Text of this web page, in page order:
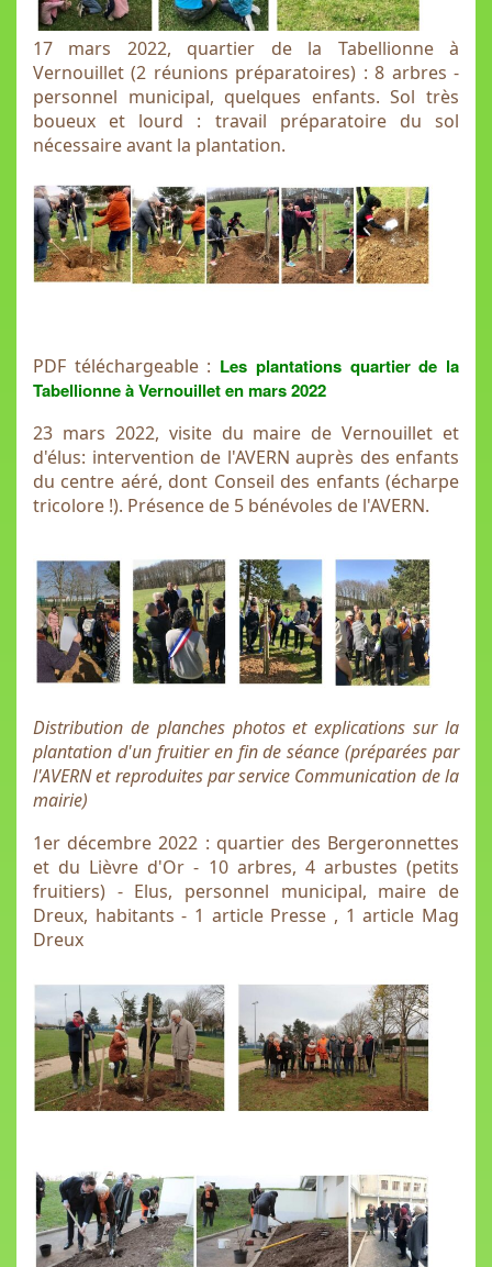
17 mars 2022, quartier de la Tabellionne à
Vernouillet (2 réunions préparatoires) : 8 arbres -
personnel municipal, quelques enfants. Sol très
boueux et lourd : travail préparatoire du sol
nécessaire avant la plantation.
PDF téléchargeable : Les plantations quartier de la
Tabellionne à Vernouillet en mars 2022
23 mars 2022, visite du maire de Vernouillet et
d'élus: intervention de l'AVERN auprès des enfants
du centre aéré, dont Conseil des enfants (écharpe
tricolore !). Présence de 5 bénévoles de l'AVERN.
Distribution de planches photos et explications sur la
plantation d'un fruitier en fin de séance (préparées par
l'AVERN et reproduites par service Communication de la
mairie)
1er décembre 2022 : quartier des Bergeronnettes
et du Lièvre d'Or - 10 arbres, 4 arbustes (petits
fruitiers) - Elus, personnel municipal, maire de
Dreux, habitants - 1 article Presse , 1 article Mag
Dreux